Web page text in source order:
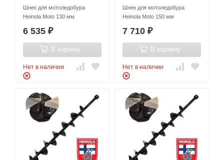
Шнек для мотоледобура
Heinola Moto 130 мм
6 535 ₽
В корзину
Нет в наличии
Шнек для мотоледобура
Heinola Moto 150 мм
7 710 ₽
В корзину
Нет в наличии